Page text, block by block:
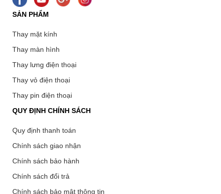
SẢN PHẨM
Thay mặt kính
Thay màn hình
Thay lưng điện thoại
Thay vỏ điện thoại
Thay pin điện thoại
QUY ĐỊNH CHÍNH SÁCH
Quy định thanh toán
Chính sách giao nhận
Chính sách bảo hành
Chính sách đổi trả
Chính sách bảo mật thông tin